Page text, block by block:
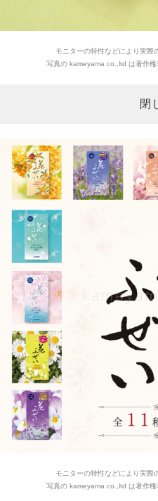
モニターの特性などにより実際
写真の kameyama co.,ltd は著作権
閉
モニターの特性などにより実際
写真の kameyama co.,ltd は著作権